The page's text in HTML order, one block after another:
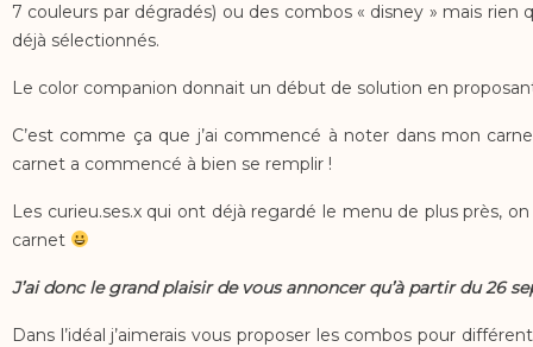
7 couleurs par dégradés) ou des combos « disney » mais
déjà sélectionnés.
Le color companion donnait un début de solution en
C’est comme ça que j’ai commencé à noter dans mon
carnet a commencé à bien se remplir !
Les curieu.ses.x qui ont déjà regardé le menu de plus près,
carnet
J’ai donc le grand plaisir de vous annoncer qu’à partir du 26
Dans l’idéal j’aimerais vous proposer les combos pour